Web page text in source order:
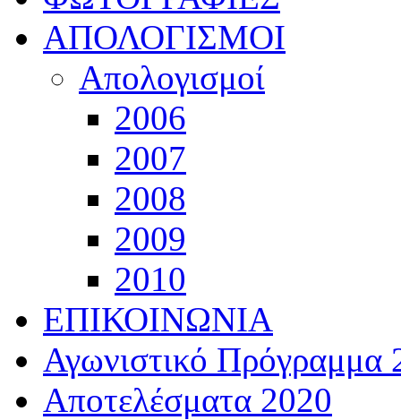
ΑΠΟΛΟΓΙΣΜΟΙ
Απολογισμοί
2006
2007
2008
2009
2010
ΕΠΙΚΟΙΝΩΝΙΑ
Αγωνιστικό Πρόγραμμα
Αποτελέσματα 2020